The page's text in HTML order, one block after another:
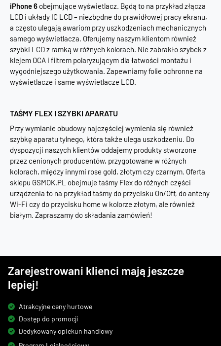
iPhone 6 obejmujące wyświetlacz. Będą to na przykład złącza
LCD i układy IC LCD – niezbędne do prawidłowej pracy ekranu,
a często ulegają awariom przy uszkodzeniach mechanicznych
samego wyświetlacza. Oferujemy naszym klientom również
szybki LCD z ramką w różnych kolorach. Nie zabrakło szybek z
klejem OCA i filtrem polaryzującym dla łatwości montażu i
wygodniejszego użytkowania. Zapewniamy folie ochronne na
wyświetlacze i same wyświetlacze LCD.
TAŚMY FLEX I SZYBKI APARATU
Przy wymianie obudowy najczęściej wymienia się również
szybkę aparatu tylnego, która także ulega uszkodzeniu. Do
dyspozycji naszych klientów oddajemy produkty stworzone
przez cenionych producentów, przygotowane w różnych
kolorach, między innymi rose gold, złotym czy czarnym. Oferta
sklepu GSMOK.PL obejmuje taśmy Flex do różnych części
urządzenia to na przykład taśmy do przycisku On/Off, do anteny
Wi-Fi czy do przycisku home w kolorze złotym, ale również
białym. Zapraszamy do składania zamówień!
Zarejestrowani klienci mają jeszcze
lepiej!
Atrakcyjne ceny hurtowe
Dostęp do promocji
Dedykowany opiekun handlowy